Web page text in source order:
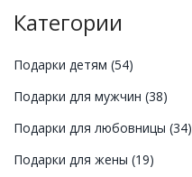
Категории
Подарки детям (54)
Подарки для мужчин (38)
Подарки для любовницы (34)
Подарки для жены (19)